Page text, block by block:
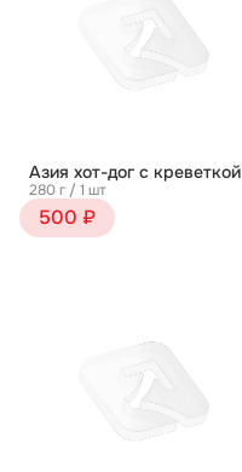
Азия хот-дог с креветкой
280 г / 1 шт
500 ₽